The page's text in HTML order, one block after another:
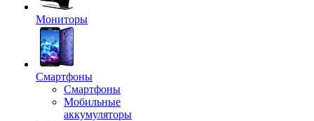
Мониторы
Смартфоны
Смартфоны
Мобильные
аккумуляторы